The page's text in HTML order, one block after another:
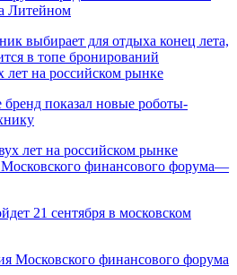
Литейном
лет на российском рынке
показал новые роботы-
Московского финансового форума—
21 сентября в московском